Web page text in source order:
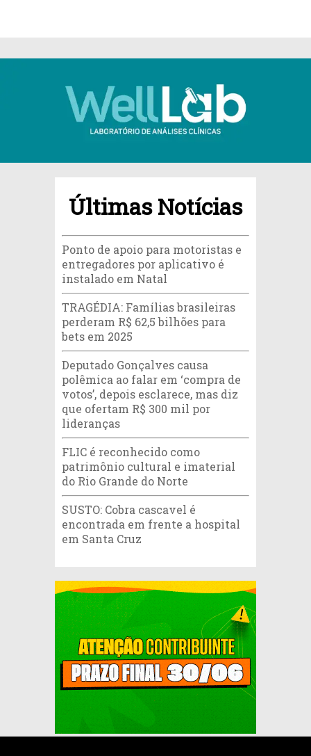
Últimas Notícias
Ponto de apoio para motoristas e
entregadores por aplicativo é
instalado em Natal
TRAGÉDIA: Famílias brasileiras
perderam R$ 62,5 bilhões para
bets em 2025
Deputado Gonçalves causa
polêmica ao falar em ‘compra de
votos’, depois esclarece, mas diz
que ofertam R$ 300 mil por
lideranças
FLIC é reconhecido como
patrimônio cultural e imaterial
do Rio Grande do Norte
SUSTO: Cobra cascavel é
encontrada em frente a hospital
em Santa Cruz